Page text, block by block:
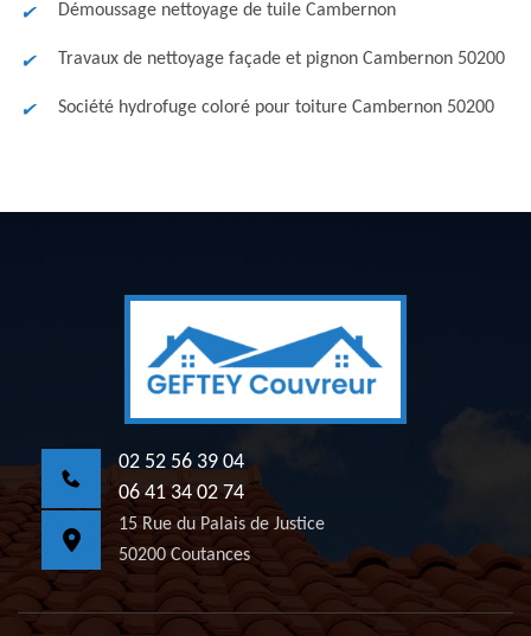
Démoussage nettoyage de tuile Cambernon
Travaux de nettoyage façade et pignon Cambernon 50200
Société hydrofuge coloré pour toiture Cambernon 50200
02 52 56 39 04
06 41 34 02 74
15 Rue du Palais de Justice
50200 Coutances